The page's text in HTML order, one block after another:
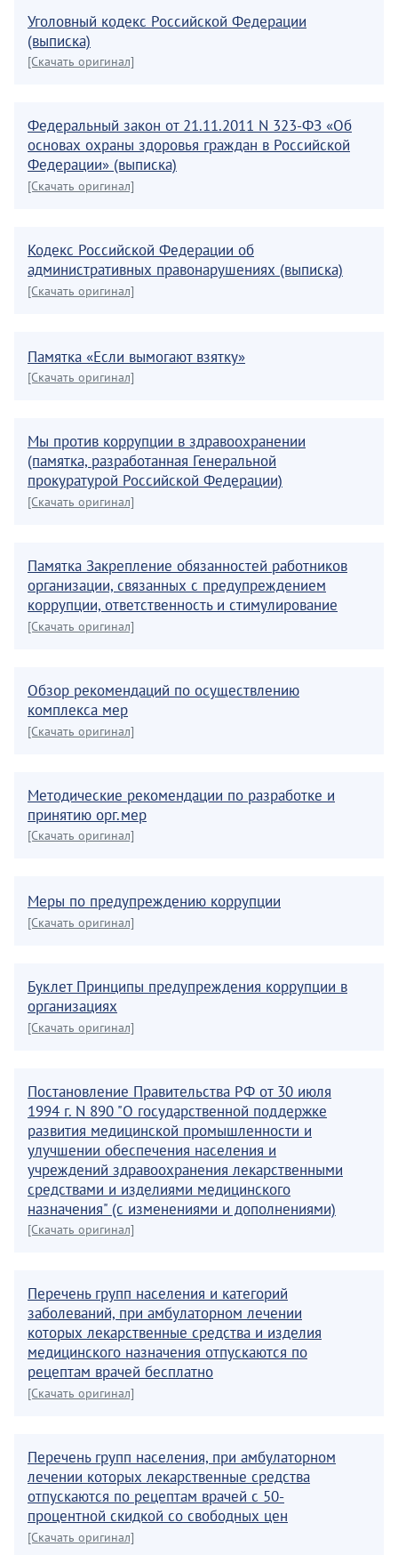
Уголовный кодекс Российской Федерации
(выписка)
[Скачать оригинал]
Федеральный закон от 21.11.2011 N 323-ФЗ «Об
основах охраны здоровья граждан в Российской
Федерации» (выписка)
[Скачать оригинал]
Кодекс Российской Федерации об
административных правонарушениях (выписка)
[Скачать оригинал]
Памятка «Если вымогают взятку»
[Скачать оригинал]
Мы против коррупции в здравоохранении
(памятка, разработанная Генеральной
прокуратурой Российской Федерации)
[Скачать оригинал]
Памятка Закрепление обязанностей работников
организации, связанных с предупреждением
коррупции, ответственность и стимулирование
[Скачать оригинал]
Обзор рекомендаций по осуществлению
комплекса мер
[Скачать оригинал]
Методические рекомендации по разработке и
принятию орг.мер
[Скачать оригинал]
Меры по предупреждению коррупции
[Скачать оригинал]
Буклет Принципы предупреждения коррупции в
организациях
[Скачать оригинал]
Постановление Правительства РФ от 30 июля
1994 г. N 890 "О государственной поддержке
развития медицинской промышленности и
улучшении обеспечения населения и
учреждений здравоохранения лекарственными
средствами и изделиями медицинского
назначения" (с изменениями и дополнениями)
[Скачать оригинал]
Перечень групп населения и категорий
заболеваний, при амбулаторном лечении
которых лекарственные средства и изделия
медицинского назначения отпускаются по
рецептам врачей бесплатно
[Скачать оригинал]
Перечень групп населения, при амбулаторном
лечении которых лекарственные средства
отпускаются по рецептам врачей с 50-
процентной скидкой со свободных цен
[Скачать оригинал]